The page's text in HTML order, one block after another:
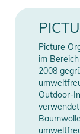
Engagement
wider. Die
Snowboarder,
Praktische
Stauraum für
Manöver frei.
Eigenschaften:
Farbe
Manufacturer
Information
Picture
im
2008
Outdoor-